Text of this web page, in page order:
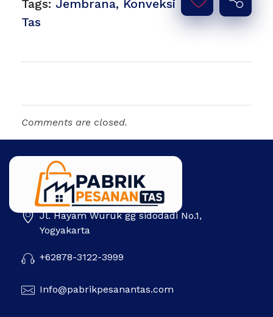
Tags: Jembrana, Konveksi
Tas
Comments are closed.
Pabrik Pesanan Tas Jl. Hayam Wuruk gg sidodadi No.1,
Yogyakarta
+62878-3122-3999
Info@pabrikpesanantas.com